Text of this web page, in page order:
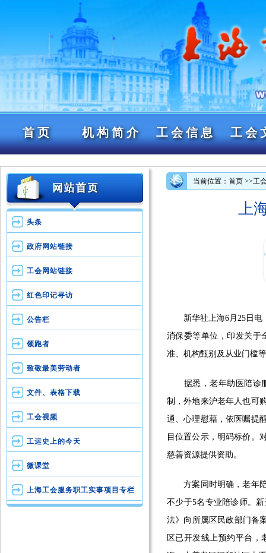
首页 机构简介 工会信息 工会
头条
政府网站链接
工会网站链接
红色印记寻访
公告栏
领跑者
致敬最美劳动者
文件、表格下载
工会视频
工运史上的今天
微课堂
上海工会服务职工实事项目专栏
当前位置：首页 >>工
上
新华社上海6月25日电（
消保委等单位，印发关于
准、机构甄别及从业门槛
据悉，老年助医陪诊服
制，外地来沪老年人也可
通、心理慰藉，依医嘱提
目位置公示，明码标价。
慈善资源提供资助。
方案同时明确，老年陪
不少于5名专业陪诊师。
法》向所属区民政部门备
区已开发线上预约平台